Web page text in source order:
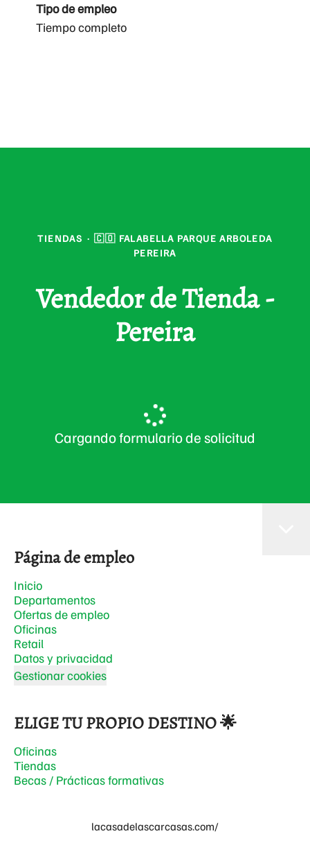
Tipo de empleo
Tiempo completo
TIENDAS · 🇨🇴 FALABELLA PARQUE ARBOLEDA
PEREIRA
Vendedor de Tienda -
Pereira
Cargando formulario de solicitud
Página de empleo
Inicio
Departamentos
Ofertas de empleo
Oficinas
Retail
Datos y privacidad
Gestionar cookies
ELIGE TU PROPIO DESTINO 🌟
Oficinas
Tiendas
Becas / Prácticas formativas
lacasadelascarcasas.com/